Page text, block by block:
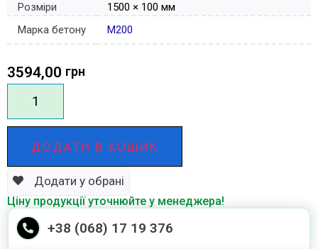
Розміри
1500 × 100 мм
Марка бетону
М200
3594,00 грн
ДОДАТИ В КОШИК
Додати у обрані
Ціну продукції уточнюйте у менеджера!
+38 (068) 17 19 376